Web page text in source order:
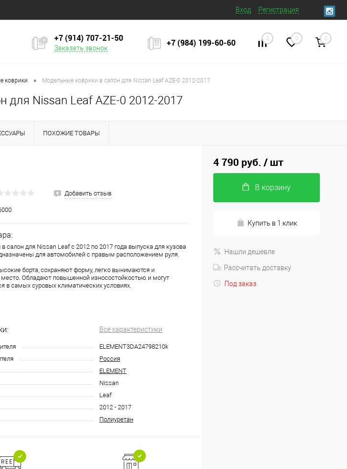
Вход Регистрация
+7 (914) 707‒21‒50
Заказать звонок +7 (984) 199‒60‒60 0 0 0
коврики • Модельные коврики в салон для Nissan Leaf AZE-0 2012-2017
для Nissan Leaf AZE-0 2012-2017
ПОХОЖИЕ ТОВАРЫ
Добавить отзыв
салон для Nissan Leaf с 2012 по 2017 года выпуска для кузова
для автомобилей с правым расположением руля.
борта, сохраняют форму, легко вынимаются и
Обладают повышенной износостойкостью и могут
в самых суровых климатических условиях.
Все характеристики
ELEMENT3DA24798210k
Россия
ELEMENT
Nissan
Leaf
2012 - 2017
Полиуретан
4 790 руб. / шт
В корзину
Купить в 1 клик
Нашли дешевле
Рассчитать доставку
Под заказ